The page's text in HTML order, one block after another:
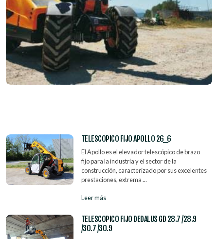
TELESCOPICO FIJO APOLLO 26_6
El Apollo es el elevador telescópico de brazo
fijo para la industria y el sector de la
construcción, caracterizado por sus excelentes
prestaciones, extrema ...
Leer más
TELESCOPICO FIJO DEDALUS GD 28.7 /28.9
/30.7 /30.9